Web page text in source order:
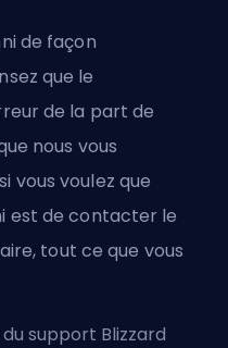
de façon
que le
de la part de
nous vous
vous voulez que
est de contacter le
tout ce que vous
support Blizzard